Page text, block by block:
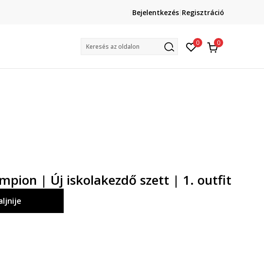
Lépj velünk kapcsolatba
online@sport-vision.huBejelentkezés Regisztráció
Keresés az oldalon 0 0
| Új iskolakezdő szett | 1. outfit